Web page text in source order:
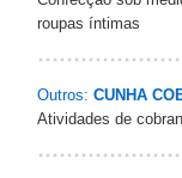
roupas íntimas
Outros: CUNHA
Atividades de